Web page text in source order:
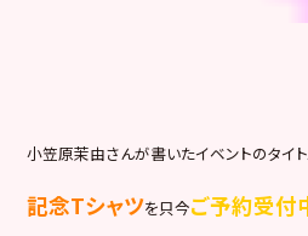
小笠原茉由さんが書いたイベントのタイ
記念Tシャツを只今ご予約受付